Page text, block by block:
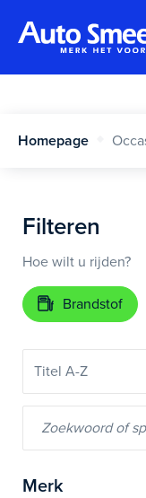
Homepage
Filteren
Hoe wilt u rijden?
Brandstof
Merk